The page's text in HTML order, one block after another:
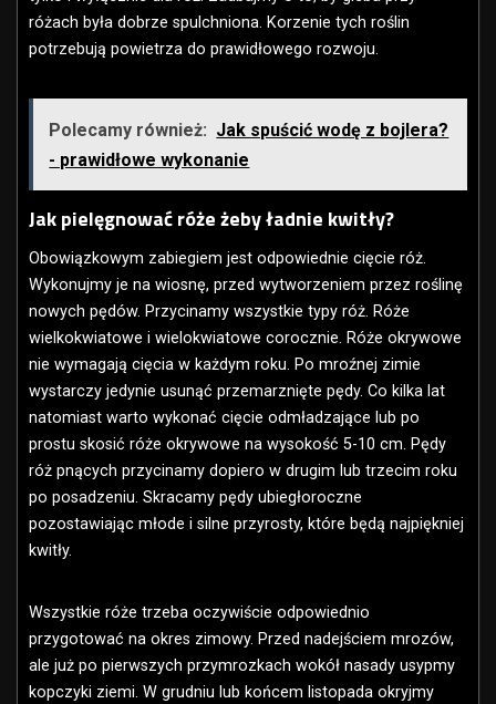
różach była dobrze spulchniona. Korzenie tych roślin
potrzebują powietrza do prawidłowego rozwoju.
Polecamy również: Jak spuścić wodę z bojlera?
- prawidłowe wykonanie
Jak pielęgnować róże żeby ładnie kwitły?
Obowiązkowym zabiegiem jest odpowiednie cięcie róż.
Wykonujmy je na wiosnę, przed wytworzeniem przez roślinę
nowych pędów. Przycinamy wszystkie typy róż. Róże
wielkokwiatowe i wielokwiatowe corocznie. Róże okrywowe
nie wymagają cięcia w każdym roku. Po mroźnej zimie
wystarczy jedynie usunąć przemarznięte pędy. Co kilka lat
natomiast warto wykonać cięcie odmładzające lub po
prostu skosić róże okrywowe na wysokość 5-10 cm. Pędy
róż pnących przycinamy dopiero w drugim lub trzecim roku
po posadzeniu. Skracamy pędy ubiegłoroczne
pozostawiając młode i silne przyrosty, które będą najpiękniej
kwitły.
Wszystkie róże trzeba oczywiście odpowiednio
przygotować na okres zimowy. Przed nadejściem mrozów,
ale już po pierwszych przymrozkach wokół nasady usypmy
kopczyki ziemi. W grudniu lub końcem listopada okryjmy